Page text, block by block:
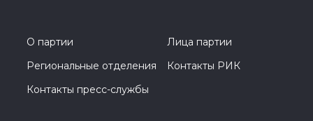
О партии
Лица партии
Региональные отделения
Контакты РИК
Контакты пресс-службы